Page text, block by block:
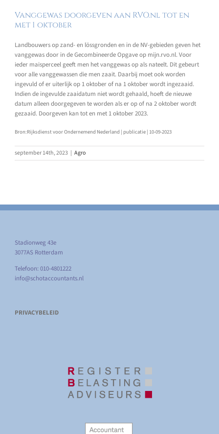
Vanggewas doorgeven aan RVO.nl tot en
met 1 oktober
Landbouwers op zand- en lössgronden en in de NV-gebieden geven het
vanggewas door in de Gecombineerde Opgave op mijn.rvo.nl. Voor
ieder maisperceel geeft men het vanggewas op als nateelt. Dit gebeurt
voor alle vanggewassen die men zaait. Daarbij moet ook worden
ingevuld of er uiterlijk op 1 oktober of na 1 oktober wordt ingezaaid.
Indien de ingevulde zaaidatum niet wordt gehaald, hoeft de nieuwe
datum alleen doorgegeven te worden als er op of na 2 oktober wordt
gezaaid. Doorgeven kan tot en met 1 oktober 2023.
Bron:Rijksdienst voor Ondernemend Nederland | publicatie | 10-09-2023
september 14th, 2023 | Agro
Stadionweg 43e
3077AS Rotterdam
Telefoon: 010-4801222
info@schotaccountants.nl
PRIVACYBELEID